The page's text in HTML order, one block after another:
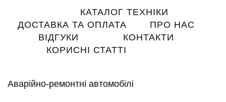
navigation
КАТАЛОГ ТЕХНІКИ
ДОСТАВКА ТА ОПЛАТА
ПРО НАС
ВІДГУКИ
КОНТАКТИ
КОРИСНІ СТАТТІ
Аварійно-ремонтні автомобілі